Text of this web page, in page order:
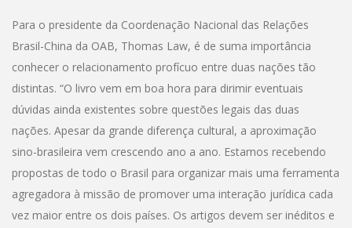
Para o presidente da Coordenação Nacional das Relações
Brasil-China da OAB, Thomas Law, é de suma importância
conhecer o relacionamento profícuo entre duas nações tão
distintas. “O livro vem em boa hora para dirimir eventuais
dúvidas ainda existentes sobre questões legais das duas
nações. Apesar da grande diferença cultural, a aproximação
sino-brasileira vem crescendo ano a ano. Estamos recebendo
propostas de todo o Brasil para organizar mais uma ferramenta
agregadora à missão de promover uma interação jurídica cada
vez maior entre os dois países. Os artigos devem ser inéditos e